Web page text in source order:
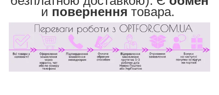
и повернення товара.